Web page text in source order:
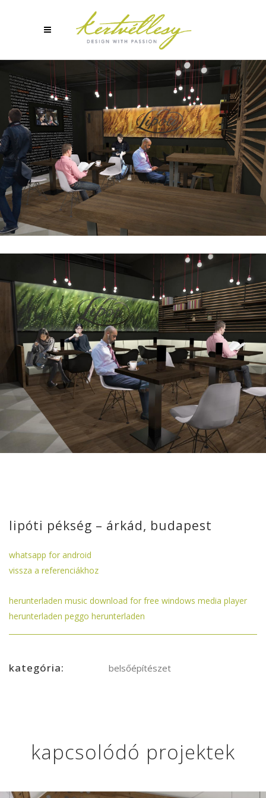
lipóti pékség – árkád, budapest
whatsapp for android
vissza a referenciákhoz
herunterladen music download for free windows media player
herunterladen peggo herunterladen
kategória: belsőépítészet
kapcsolódó projektek